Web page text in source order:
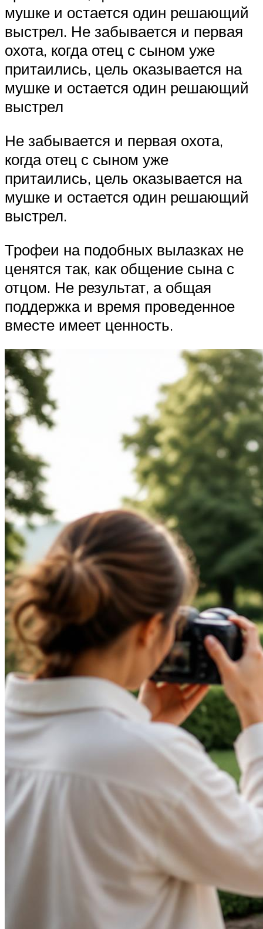
мушке и остается один решающий
выстрел. Не забывается и первая
охота, когда отец с сыном уже
притаились, цель оказывается на
мушке и остается один решающий
выстрел
Не забывается и первая охота,
когда отец с сыном уже
притаились, цель оказывается на
мушке и остается один решающий
выстрел.
Трофеи на подобных вылазках не
ценятся так, как общение сына с
отцом. Не результат, а общая
поддержка и время проведенное
вместе имеет ценность.